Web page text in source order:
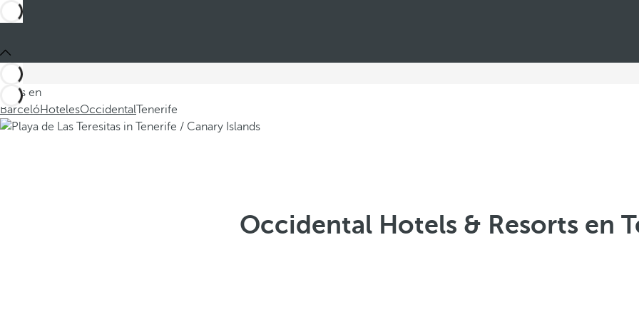
Estás en
BarcelóHotelesOccidentalTenerife
Occidental Hotels & Resorts en